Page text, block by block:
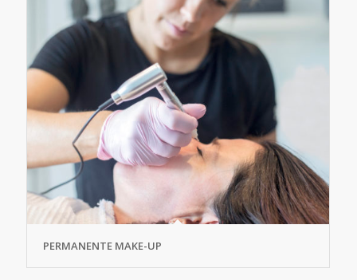
PERMANENTE MAKE-UP